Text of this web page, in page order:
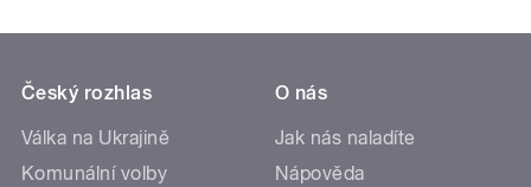
Český rozhlas
Válka na Ukrajině
Komunální volby
O nás
Jak nás naladíte
Nápověda